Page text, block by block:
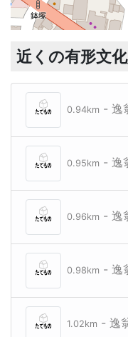
近くの有形文
0.94km - 逸
0.95km - 逸
0.96km - 逸
0.98km - 逸
1.02km - 逸